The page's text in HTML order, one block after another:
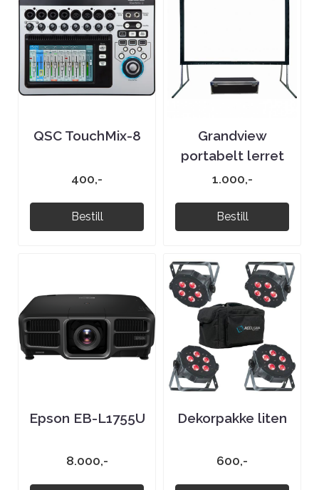
QSC TouchMix-8
400,-
Bestill
Grandview
portabelt lerret
4:3 200 tommer
1.000,-
Bestill
Epson EB-L1755U
8.000,-
Dekorpakke liten
600,-